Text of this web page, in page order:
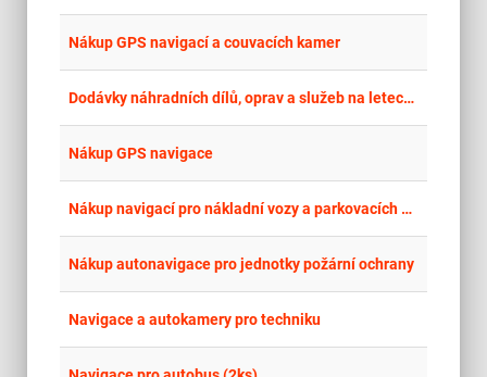
Nákup GPS navigací a couvacích kamer
Dodávky náhradních dílů, oprav a služeb na letecké navigační a zobrazovací systémy pro vrtulníky typu EC 135
Nákup GPS navigace
Nákup navigací pro nákladní vozy a parkovacích kamer
Nákup autonavigace pro jednotky požární ochrany
Navigace a autokamery pro techniku